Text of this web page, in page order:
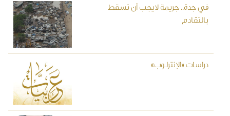
في جدة.. جريمة لايجب أن تسقط
بالتقادم
دراسات «الإنترلوب»